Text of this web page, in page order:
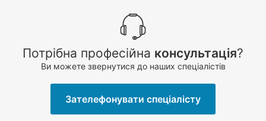
Потрібна професійна консультація?
Ви можете звернутися до наших спеціалістів
Зателефонувати спеціалісту